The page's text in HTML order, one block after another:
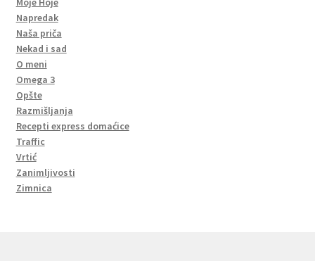
Napredak
Naša priča
Nekad i sad
O meni
Omega 3
Opšte
Razmišljanja
Recepti express domaćice
Traffic
Vrtić
Zanimljivosti
Zimnica